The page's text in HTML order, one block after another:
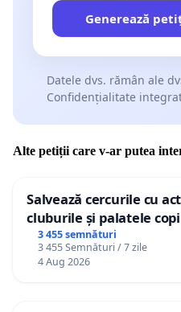
Generează
Datele dvs. rămân ale
Confidențialitate
Alte petiții care v-ar putea
Salvează cercurile cu
cluburile și palatele
3 455 semnături
3 455 Semnături / 7 zile
4 Aug 2026